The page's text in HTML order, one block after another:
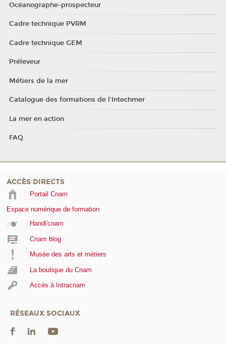
Océanographe-prospecteur
Cadre technique PVRM
Cadre technique GEM
Préleveur
Métiers de la mer
Catalogue des formations de l'Intechmer
La mer en action
FAQ
ACCÈS DIRECTS
Portail Cnam
Espace numérique de formation
Handi'cnam
Cnam blog
Musée des arts et métiers
La boutique du Cnam
Accès à Intracnam
RÉSEAUX SOCIAUX